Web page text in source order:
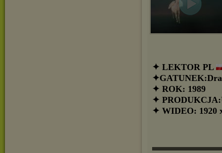
✦ LEKTOR PL
✦ ROK: 1989
✦
✦ WIDEO: 1920